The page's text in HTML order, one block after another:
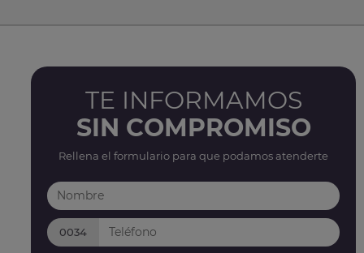
TE INFORMAMOS
SIN COMPROMISO
Rellena el formulario para que podamos atenderte
0034